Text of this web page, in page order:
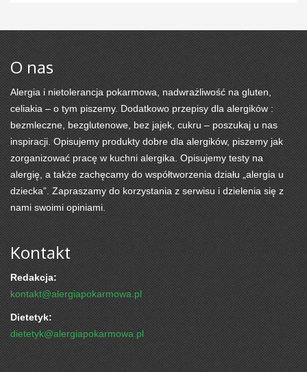
O nas
Alergia i nietolerancja pokarmowa, nadwrażliwość na gluten,
celiakia – o tym piszemy. Dodatkowo przepisy dla alergików :
bezmleczne, bezglutenowe, bez jajek, cukru – poszukaj u nas
inspiracji. Opisujemy produkty dobre dla alergików, piszemy jak
zorganizować pracę w kuchni alergika. Opisujemy testy na
alergię, a także zachęcamy do współtworzenia działu „alergia u
dziecka”. Zapraszamy do korzystania z serwisu i dzielenia się z
nami swoimi opiniami.
Kontakt
Redakcja:
kontakt@alergiapokarmowa.pl
Dietetyk:
dietetyk@alergiapokarmowa.pl